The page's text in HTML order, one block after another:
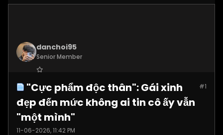
danchoi95
Senior Member
Posts: 2260 #1
"Cực phẩm độc thân": Gái xinh
đẹp đến mức không ai tin cô ấy vẫn
"một mình"
11-06-2026, 11:42 PM